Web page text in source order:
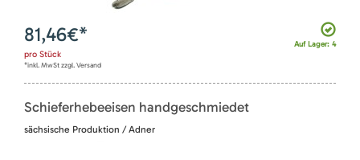
Auf Lager: 4
81,46€*
pro Stück
*inkl. MwSt zzgl. Versand
Schieferhebeeisen handgeschmiedet
sächsische Produktion / Adner